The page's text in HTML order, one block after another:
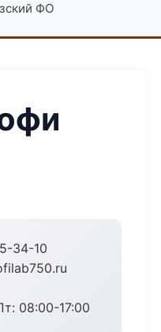
ФО
34-10
08:00-17:00